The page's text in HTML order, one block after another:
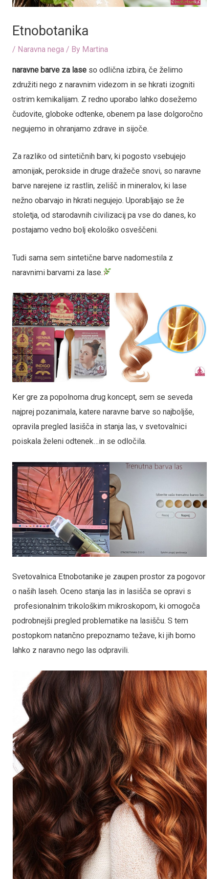
Etnobotanika
/ Naravna nega / By Martina
naravne barve za lase so odlična izbira, če želimo
združiti nego z naravnim videzom in se hkrati izogniti
ostrim kemikalijam. Z redno uporabo lahko dosežemo
čudovite, globoke odtenke, obenem pa lase dolgoročno
negujemo in ohranjamo zdrave in sijoče.
Za razliko od sintetičnih barv, ki pogosto vsebujejo
amonijak, perokside in druge dražeče snovi, so naravne
barve narejene iz rastlin, zelišč in mineralov, ki lase
nežno obarvajo in hkrati negujejo. Uporabljajo se že
stoletja, od starodavnih civilizacij pa vse do danes, ko
postajamo vedno bolj ekološko osveščeni.
Tudi sama sem sintetične barve nadomestila z
naravnimi barvami za lase.
Ker gre za popolnoma drug koncept, sem se seveda
najprej pozanimala, katere naravne barve so najboljše,
opravila pregled lasišča in stanja las, v svetovalnici
poiskala želeni odtenek…in se odločila.
Svetovalnica Etnobotanike je zaupen prostor za pogovor
o naših laseh. Oceno stanja las in lasišča se opravi s
profesionalnim trikološkim mikroskopom, ki omogoča
podrobnejši pregled problematike na lasišču. S tem
postopkom natančno prepoznamo težave, ki jih bomo
lahko z naravno nego las odpravili.